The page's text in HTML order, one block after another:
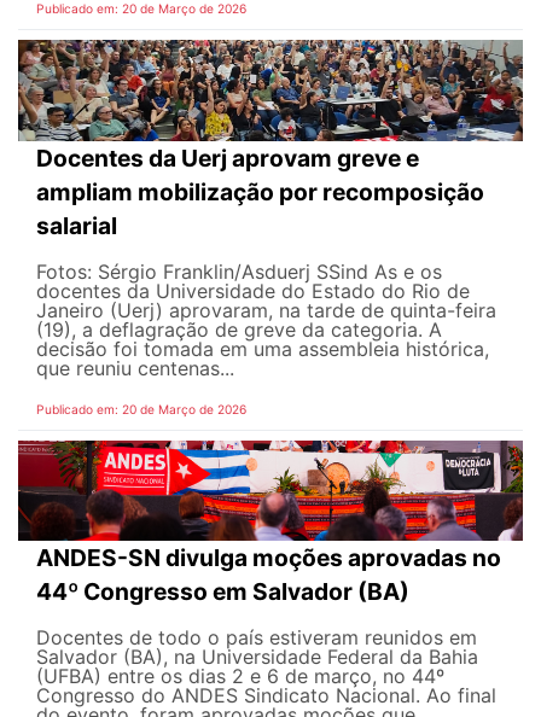
Publicado em: 20 de Março de 2026
Docentes da Uerj aprovam greve e
ampliam mobilização por recomposição
salarial
Fotos: Sérgio Franklin/Asduerj SSind As e os
docentes da Universidade do Estado do Rio de
Janeiro (Uerj) aprovaram, na tarde de quinta-feira
(19), a deflagração de greve da categoria. A
decisão foi tomada em uma assembleia histórica,
que reuniu centenas...
Publicado em: 20 de Março de 2026
ANDES-SN divulga moções aprovadas no
44º Congresso em Salvador (BA)
Docentes de todo o país estiveram reunidos em
Salvador (BA), na Universidade Federal da Bahia
(UFBA) entre os dias 2 e 6 de março, no 44º
Congresso do ANDES Sindicato Nacional. Ao final